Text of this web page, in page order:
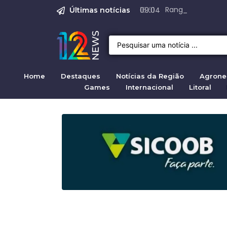
Últimas notícias 09:04 Range Rover
Justiça pela
Justiça para
Justiça pela
Quirno destaca
Home Destaques Notícias da Região
Games
Internacional Litoral